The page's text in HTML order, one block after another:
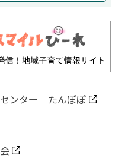
ンター たんぽぽ